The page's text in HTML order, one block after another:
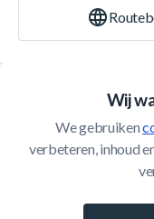
Wij
We gebruiken
verbeteren, inhoud
Klantenservice